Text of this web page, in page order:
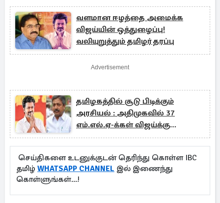
வளமான ஈழத்தை அமைக்க
விஜய்யின் ஒத்துழைப்பு!
வலியுறுத்தும் தமிழர் தரப்பு
Advertisement
தமிழகத்தில் சூடு பிடிக்கும்
அரசியல் : அதிமுகவில் 37
எம்.எல்.ஏ-க்கள் விஜய்க்கு
ஆதரவு...!
செய்திகளை உடனுக்குடன் தெரிந்து கொள்ள IBC
தமிழ் WHATSAPP CHANNEL இல் இணைந்து
கொள்ளுங்கள்...!